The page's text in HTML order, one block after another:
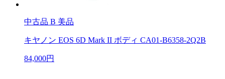
中古品 B 美品
キヤノン EOS 6D Mark II ボディ CA01-B6358-2Q2B
84,000円